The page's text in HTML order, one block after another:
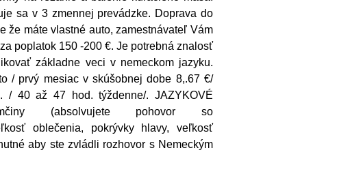
sa v 3 zmennej prevádzke. Doprava do
že máte vlastné auto, zamestnávateľ Vám
poplatok 150 -200 €. Je potrebná znalosť
základne veci v nemeckom jazyku.
/ prvý mesiac v skúšobnej dobe 8,.67 €/
/ 40 až 47 hod. týždenne/. JAZYKOVÉ
(absolvujete pohovor so
oblečenia, pokrývky hlavy, veľkosť
aby ste zvládli rozhovor s Nemeckým